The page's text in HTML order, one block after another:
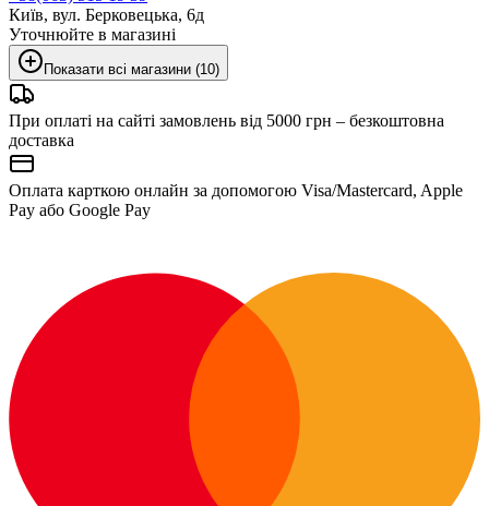
Київ, вул. Берковецька, 6д
Уточнюйте в магазині
Показати всі магазини (10)
При оплаті на сайті замовлень від 5000 грн – безкоштовна
доставка
Оплата карткою онлайн за допомогою Visa/Mastercard, Apple
Pay або Google Pay